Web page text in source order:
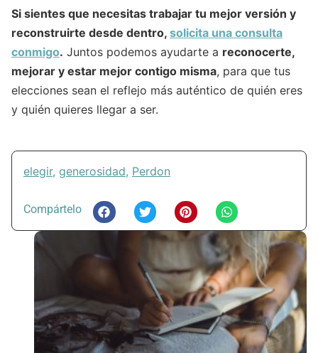
Si sientes que necesitas trabajar tu mejor versión y
reconstruirte desde dentro, solicita una consulta
conmigo. Juntos podemos ayudarte a reconocerte,
mejorar y estar mejor contigo misma, para que tus
elecciones sean el reflejo más auténtico de quién eres
y quién quieres llegar a ser.
elegir, generosidad, Perdon
Compártelo